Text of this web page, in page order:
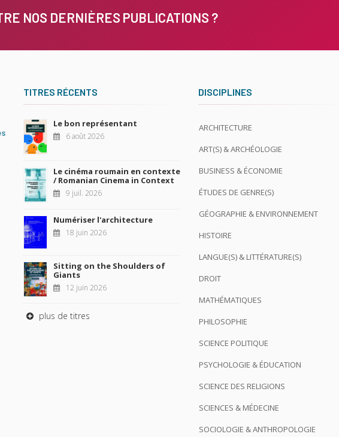
NOS DERNIÈRES PUBLICATIONS ?
TITRES RÉCENTS
Le bon représentant
6 août 2026
Le cinéma roumain en contexte
/ Romanian Cinema in Context
9 juil. 2026
Numériser l'architecture
18 juin 2026
Sitting on the Shoulders of
Giants
12 juin 2026
plus de titres
DISCIPLINES
ARCHITECTURE
ART(S) & ARCHÉOLOGIE
BUSINESS & ÉCONOMIE
ÉTUDES DE GENRE(S)
GÉOGRAPHIE & ENVIRONNEMENT
HISTOIRE
LANGUE(S) & LITTÉRATURE(S)
DROIT
MATHÉMATIQUES
PHILOSOPHIE
SCIENCE POLITIQUE
PSYCHOLOGIE & ÉDUCATION
SCIENCE DES RELIGIONS
SCIENCES & MÉDECINE
SOCIOLOGIE & ANTHROPOLOGIE